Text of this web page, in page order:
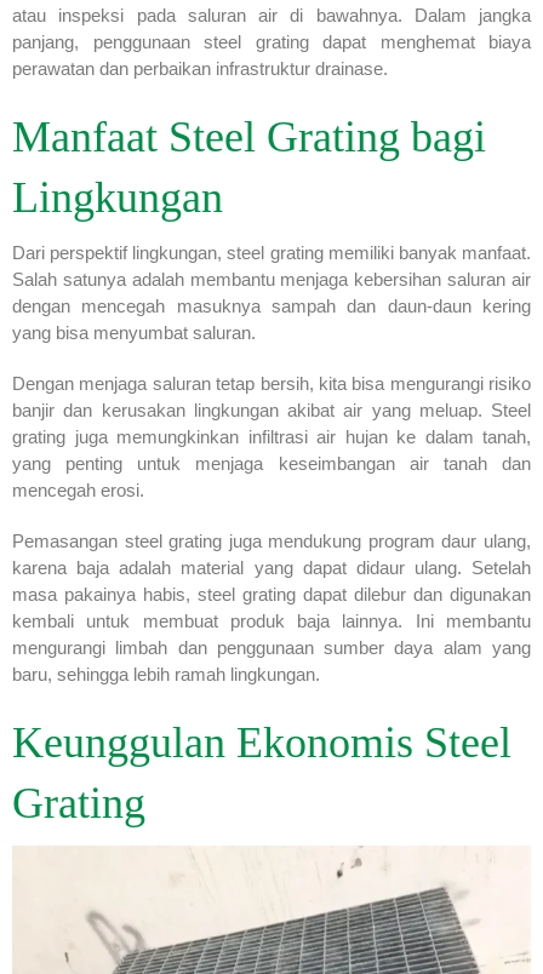
atau inspeksi pada saluran air di bawahnya. Dalam jangka
panjang, penggunaan steel grating dapat menghemat biaya
perawatan dan perbaikan infrastruktur drainase.
Manfaat Steel Grating bagi
Lingkungan
Dari perspektif lingkungan, steel grating memiliki banyak manfaat.
Salah satunya adalah membantu menjaga kebersihan saluran air
dengan mencegah masuknya sampah dan daun-daun kering
yang bisa menyumbat saluran.
Dengan menjaga saluran tetap bersih, kita bisa mengurangi risiko
banjir dan kerusakan lingkungan akibat air yang meluap. Steel
grating juga memungkinkan infiltrasi air hujan ke dalam tanah,
yang penting untuk menjaga keseimbangan air tanah dan
mencegah erosi.
Pemasangan steel grating juga mendukung program daur ulang,
karena baja adalah material yang dapat didaur ulang. Setelah
masa pakainya habis, steel grating dapat dilebur dan digunakan
kembali untuk membuat produk baja lainnya. Ini membantu
mengurangi limbah dan penggunaan sumber daya alam yang
baru, sehingga lebih ramah lingkungan.
Keunggulan Ekonomis Steel
Grating